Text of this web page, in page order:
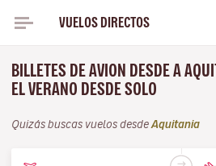
VUELOS DIRECTOS
BILLETES DE AVION DESDE A
EL VERANO DESDE SOLO
Quizás buscas vuelos desde Aquitania